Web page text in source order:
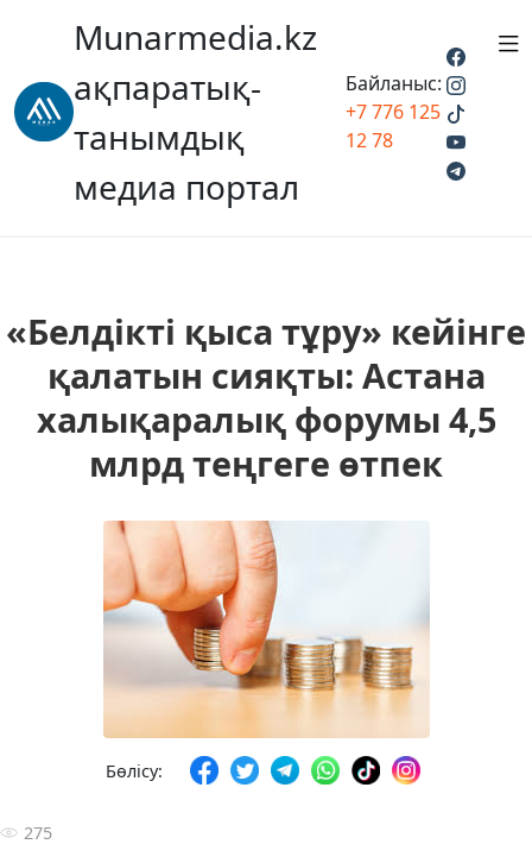
Munarmedia.kz
ақпаратық-
танымдық
медиа портал
Байланыс:
+7 776 125
12 78
«Белдікті қыса тұру» кейінге
қалатын сияқты: Астана
халықаралық форумы 4,5
млрд теңгеге өтпек
Бөлісу:
275